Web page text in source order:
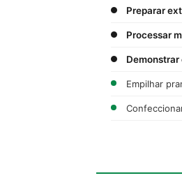
Preparar
Processar
Empilhar